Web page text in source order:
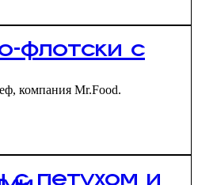
флотски с
компания Mr.Food.